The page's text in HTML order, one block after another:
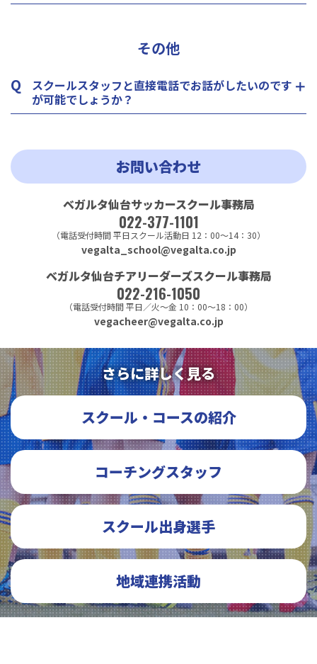
その他
Q
スクールスタッフと直接電話でお話がしたいのです
が可能でしょうか？
お問い合わせ
ベガルタ仙台サッカースクール事務局
022-377-1101
（電話受付時間 平日スクール活動日 12：00～14：30）
vegalta_school@vegalta.co.jp
ベガルタ仙台チアリーダーズスクール事務局
022-216-1050
（電話受付時間 平日／火～金 10：00～18：00）
vegacheer@vegalta.co.jp
さらに詳しく見る
スクール・コースの紹介
コーチングスタッフ
スクール出身選手
地域連携活動